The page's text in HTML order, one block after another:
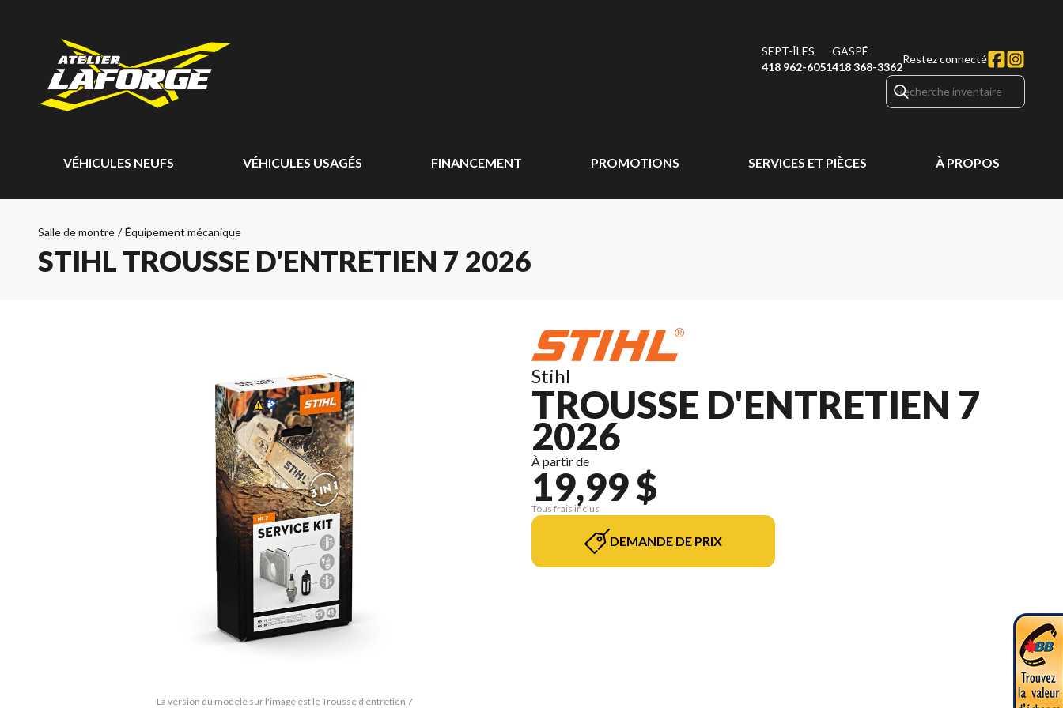
SEPT-ÎLES
418 962-6051
GASPÉ
418 368-3362
Restez connecté
VÉHICULES NEUFS VÉHICULES USAGÉS FINANCEMENT PROMOTIONS SERVICES ET PIÈCES À PROPOS
Salle de montre / Équipement mécanique
STIHL TROUSSE D'ENTRETIEN 7 2026
La version du modèle sur l'image est le Trousse d'entretien 7
Stihl
TROUSSE D'ENTRETIEN 7
2026
À partir de
19,99 $
Tous frais inclus
DEMANDE DE PRIX